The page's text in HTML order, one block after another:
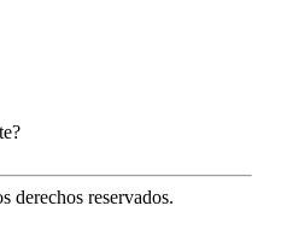
derechos reservados.